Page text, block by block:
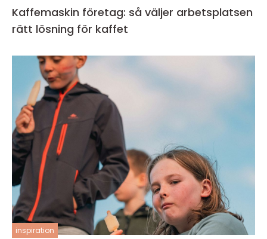
Kaffemaskin företag: så väljer arbetsplatsen
rätt lösning för kaffet
inspiration